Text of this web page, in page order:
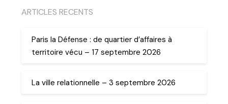
ARTICLES RECENTS
Paris la Défense : de quartier d’affaires à
territoire vécu – 17 septembre 2026
La ville relationnelle – 3 septembre 2026